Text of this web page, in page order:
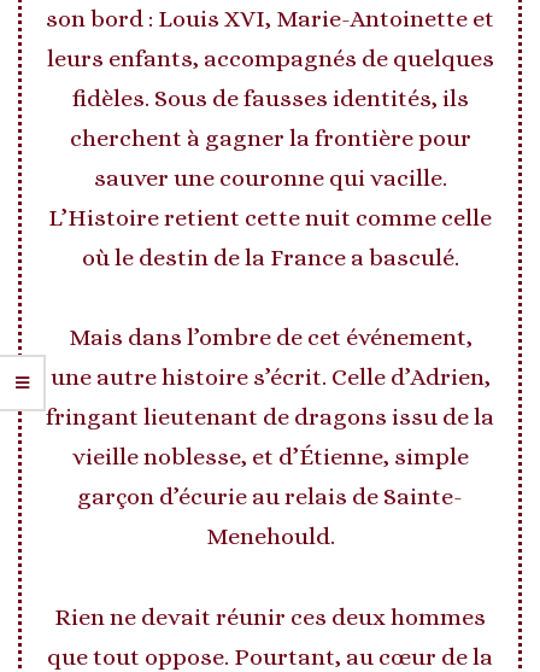
son bord : Louis XVI, Marie-Antoinette et
leurs enfants, accompagnés de quelques
fidèles. Sous de fausses identités, ils
cherchent à gagner la frontière pour
sauver une couronne qui vacille.
L’Histoire retient cette nuit comme celle
où le destin de la France a basculé.
Mais dans l’ombre de cet événement,
une autre histoire s’écrit. Celle d’Adrien,
fringant lieutenant de dragons issu de la
vieille noblesse, et d’Étienne, simple
garçon d’écurie au relais de Sainte-
Menehould.
Rien ne devait réunir ces deux hommes
que tout oppose. Pourtant, au cœur de la